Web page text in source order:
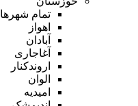
تمام شهر‌ها
اهواز
آبادان
آغاجاری
اروندکنار
الوان
امیدیه